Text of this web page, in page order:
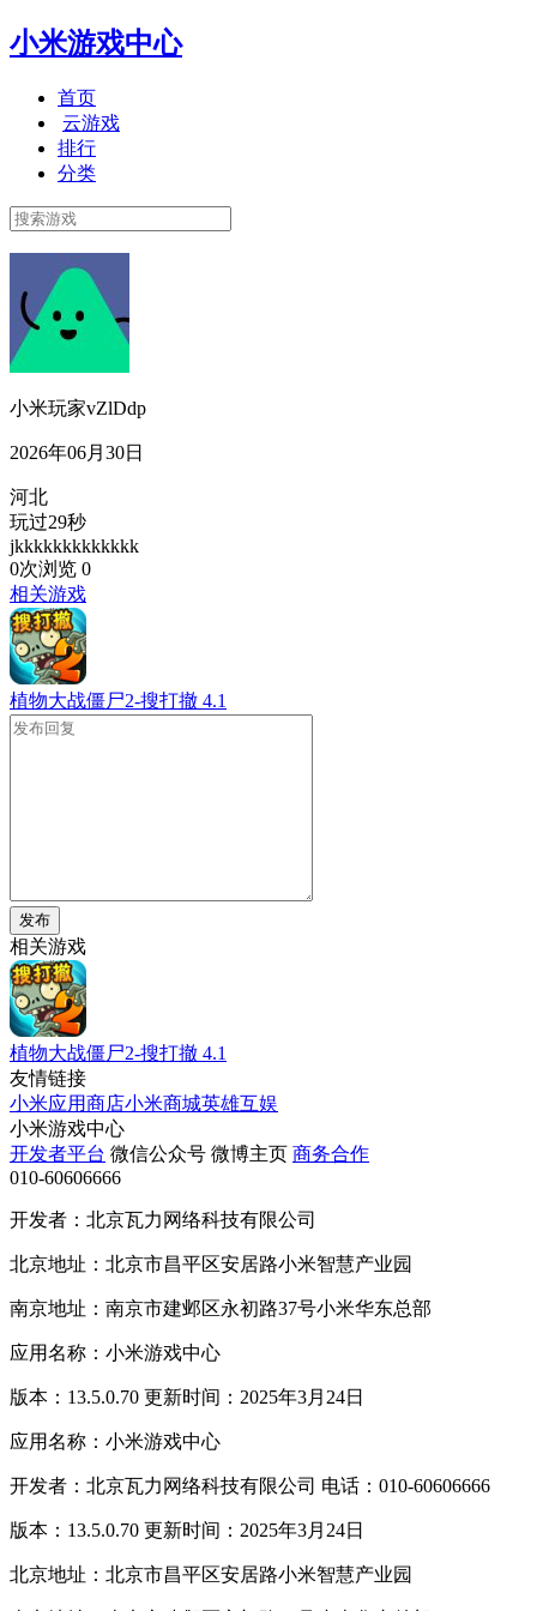
小米游戏中心
首页
云游戏
排行
分类
小米玩家vZlDdp
2026年06月30日
河北
玩过29秒
jkkkkkkkkkkkkk
0次浏览 0
相关游戏
植物大战僵尸2-搜打撤 4.1
发布
相关游戏
植物大战僵尸2-搜打撤 4.1
友情链接
小米应用商店小米商城英雄互娱
小米游戏中心
开发者平台 微信公众号 微博主页 商务合作
010-60606666
开发者：北京瓦力网络科技有限公司
北京地址：北京市昌平区安居路小米智慧产业园
南京地址：南京市建邺区永初路37号小米华东总部
应用名称：小米游戏中心
版本：13.5.0.70 更新时间：2025年3月24日
应用名称：小米游戏中心
开发者：北京瓦力网络科技有限公司 电话：010-60606666
版本：13.5.0.70 更新时间：2025年3月24日
北京地址：北京市昌平区安居路小米智慧产业园